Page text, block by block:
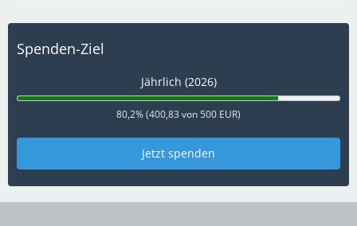
Spenden-Ziel
Jährlich (2026)
80,2% (400,83 von 500 EUR)
Jetzt spenden